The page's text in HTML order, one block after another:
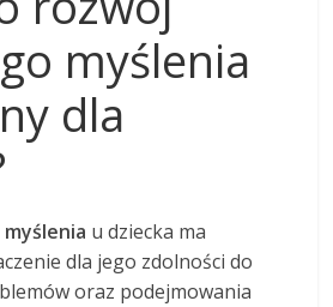
myślenia
dla
u dziecka ma
dla jego zdolności do
oraz podejmowania